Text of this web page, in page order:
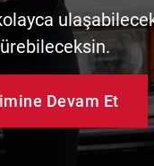
Devam Et